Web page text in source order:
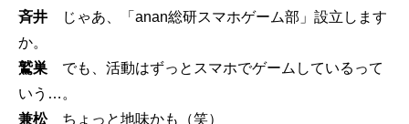
斉井 じゃあ、「anan総研スマホゲーム部」設立します
か。
鷲巣 でも、活動はずっとスマホでゲームしているって
いう…。
兼松ちょっと地味かも（笑）